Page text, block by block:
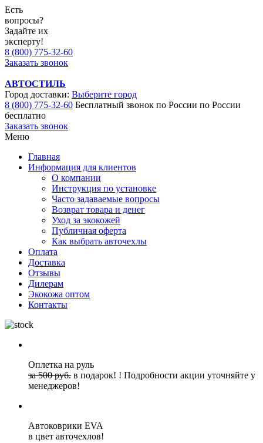
Есть
вопросы?
Задайте их
эксперту!
8 (800) 775-32-60
Заказать звонок
АВТОСТИЛЬ
Город доставки: Выберите город
8 (800) 775-32-60 Бесплатный звонок по России по России
бесплатно
Заказать звонок
Меню
Главная
Информация для клиентов
О компании
Инструкция по установке
Часто задаваемые вопросы
Возврат товара и денег
Уход за экокожей
Публичная оферта
Как выбрать авточехлы
Оплата
Доставка
Отзывы
Дилерам
Экокожа оптом
Контакты
Оплетка на руль
за 500 руб. в подарок! ! Подробности акции уточняйте у
менеджеров!
Автоковрики EVA
в цвет авточехлов!